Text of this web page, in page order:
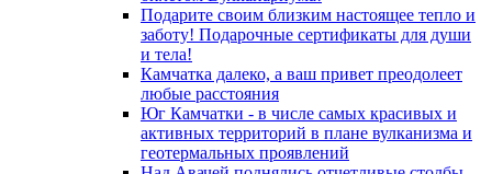
Подарите своим близким настоящее тепло и
заботу! Подарочные сертификаты для души
и тела!
Камчатка далеко, а ваш привет преодолеет
любые расстояния
Юг Камчатки - в числе самых красивых и
активных территорий в плане вулканизма и
геотермальных проявлений